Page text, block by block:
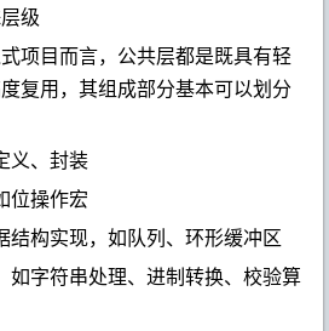
级
项目而言，公共层都是既具有轻
复用，其组成部分基本可以划分
义、封装
位操作宏
结构实现，如队列、环形缓冲区
如字符串处理、进制转换、校验算